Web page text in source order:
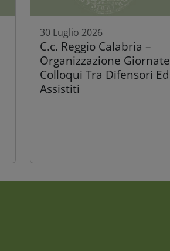
30 Luglio 2026
C.c. Reggio Calabria –
Organizzazione Giornate
Colloqui Tra Difensori Ed
Assistiti